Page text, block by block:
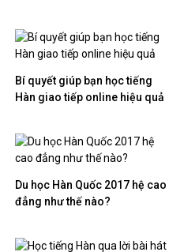
Bí quyết giúp bạn học tiếng
Hàn giao tiếp online hiệu quả
Du học Hàn Quốc 2017 hệ cao
đẳng như thế nào?